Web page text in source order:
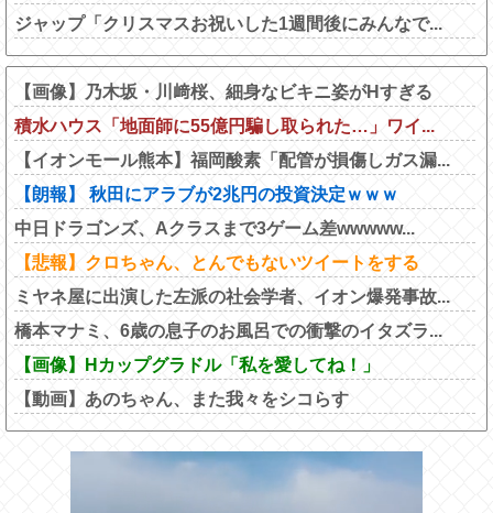
ジャップ「クリスマスお祝いした1週間後にみんなで...
【画像】乃木坂・川﨑桜、細身なビキニ姿がHすぎる
積水ハウス「地面師に55億円騙し取られた…」ワイ...
【イオンモール熊本】福岡酸素「配管が損傷しガス漏...
【朗報】 秋田にアラブが2兆円の投資決定ｗｗｗ
中日ドラゴンズ、Aクラスまで3ゲーム差wwwww...
【悲報】クロちゃん、とんでもないツイートをする
ミヤネ屋に出演した左派の社会学者、イオン爆発事故...
橋本マナミ、6歳の息子のお風呂での衝撃のイタズラ...
【画像】Hカップグラドル「私を愛してね！」
【動画】あのちゃん、また我々をシコらす